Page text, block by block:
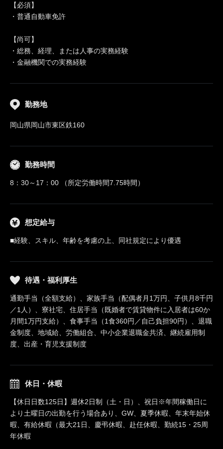
【必須】
・普通自動車免許
【尚可】
・総務、経理、または人事の実務経験
・金融機関での実務経験
勤務地
岡山県岡山市東区鉄160
勤務時間
8：30～17：00 （所定労働時間7.75時間）
想定給与
■経験、スキル、年齢を考慮の上、同社規定により優遇
待遇・福利厚生
通勤手当（全額支給）、家族手当（配偶者月1万円、子供月8千円
／1人）、寮社宅、住居手当（既婚者で賃貸物件に入居者は60か
月間1万円支給）、食事手当（1食360円／自己負担90円）、退職
金制度、地域給、労働組合、中小企業退職金共済、継続雇用制
度、出産・育児支援制度
休日・休暇
【休日日数125日】週休2日制（土・日）、祝日※年間稼働日に
より土曜日の出勤を行う場合あり、GW、夏季休暇、年末年始休
暇、有給休暇（最大21日、慶弔休暇、赴任休暇、勤続15・25周
年休暇